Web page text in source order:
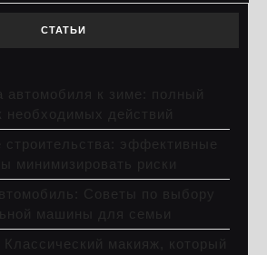
СТАТЬИ
автомобиля к зиме: полный
необходимых действий
строительства: эффективные
минимизировать риски
Советы по выбору
машины для семьи
Классический макияж, который